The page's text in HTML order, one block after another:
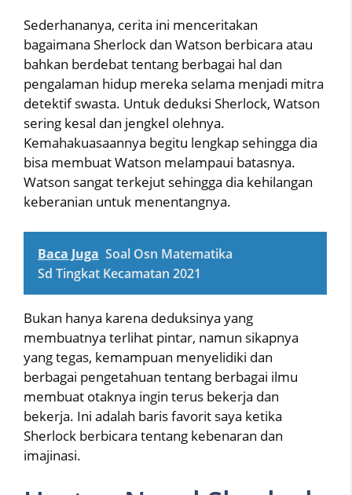
Sederhananya, cerita ini menceritakan
bagaimana Sherlock dan Watson berbicara atau
bahkan berdebat tentang berbagai hal dan
pengalaman hidup mereka selama menjadi mitra
detektif swasta. Untuk deduksi Sherlock, Watson
sering kesal dan jengkel olehnya.
Kemahakuasaannya begitu lengkap sehingga dia
bisa membuat Watson melampaui batasnya.
Watson sangat terkejut sehingga dia kehilangan
keberanian untuk menentangnya.
Baca Juga Soal Osn Matematika
Sd Tingkat Kecamatan 2021
Bukan hanya karena deduksinya yang
membuatnya terlihat pintar, namun sikapnya
yang tegas, kemampuan menyelidiki dan
berbagai pengetahuan tentang berbagai ilmu
membuat otaknya ingin terus bekerja dan
bekerja. Ini adalah baris favorit saya ketika
Sherlock berbicara tentang kebenaran dan
imajinasi.